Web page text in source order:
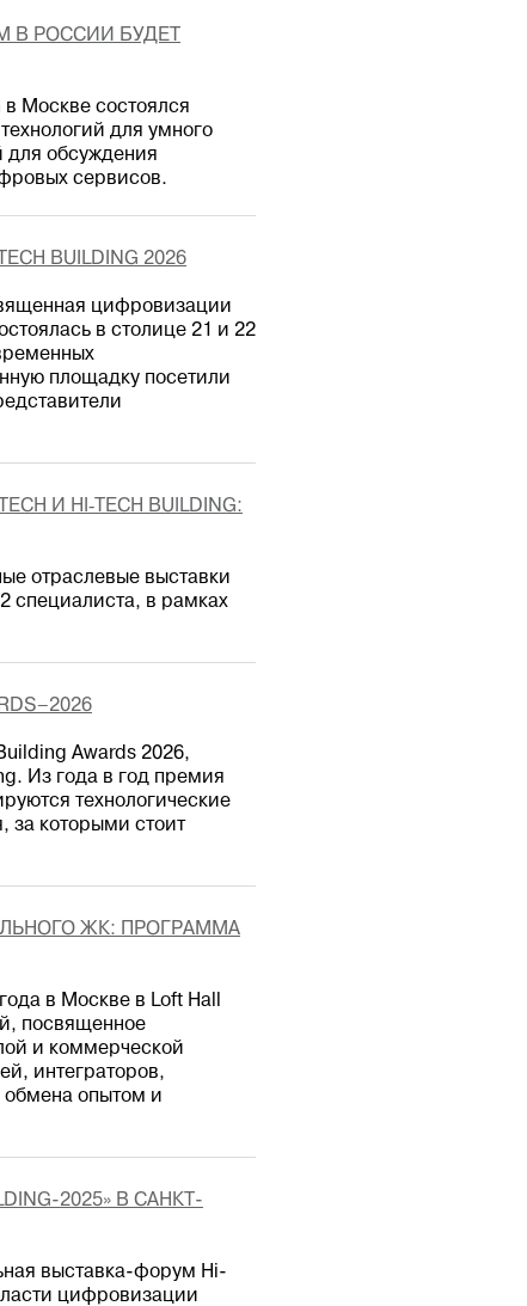
РОССИИ БУДЕТ
Москве состоялся
для умного
обсуждения
сервисов.
BUILDING 2026
цифровизации
в столице 21 и 22
площадку посетили
И HI‑TECH BUILDING:
отраслевые выставки
специалиста, в рамках
Awards 2026,
Из года в год премия
технологические
за которыми стоит
ЖК: ПРОГРАММА
в Москве в Loft Hall
посвященное
и коммерческой
интеграторов,
опытом и
2025» В САНКТ-
выставка-форум Hi-
цифровизации